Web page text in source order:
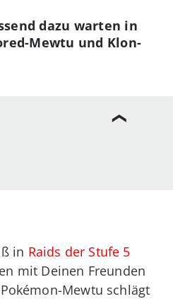
dazu warten in
Mewtu und Klon-
in Raids der Stufe 5
mit Deinen Freunden
Mewtu schlägt